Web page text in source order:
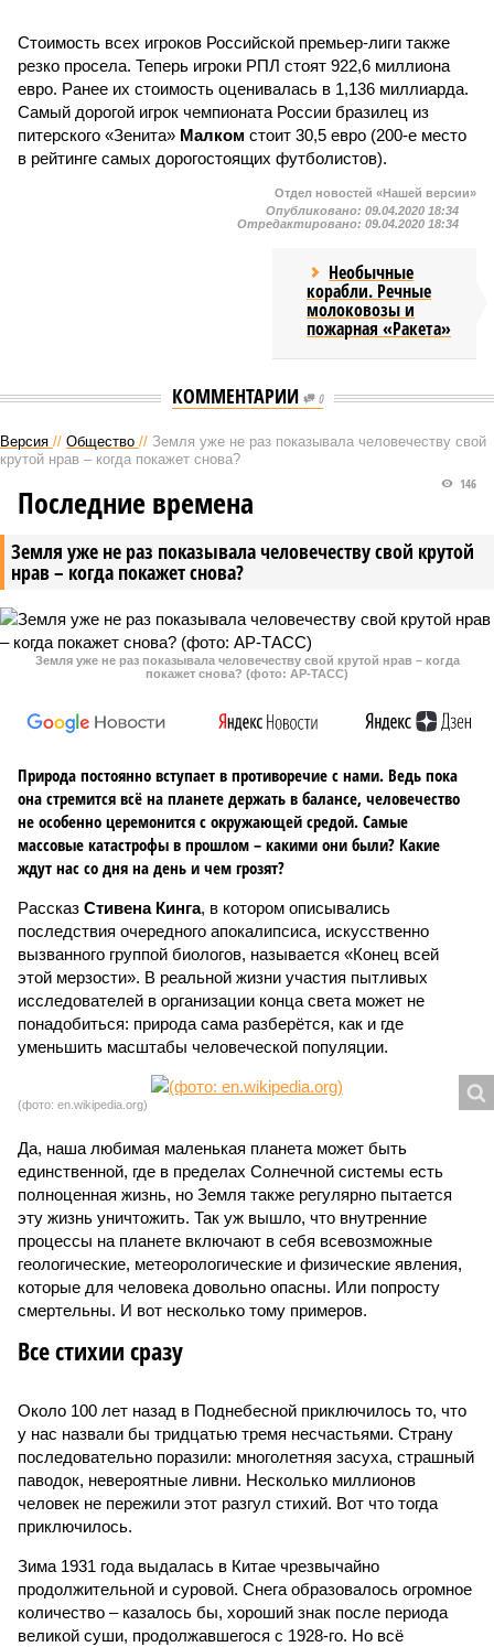
Стоимость всех игроков Российской премьер-лиги также
резко просела. Теперь игроки РПЛ стоят 922,6 миллиона
евро. Ранее их стоимость оценивалась в 1,136 миллиарда.
Самый дорогой игрок чемпионата России бразилец из
питерского «Зенита» Малком стоит 30,5 евро (200-е место
в рейтинге самых дорогостоящих футболистов).
Отдел новостей «Нашей версии»
Опубликовано: 09.04.2020 18:34
Отредактировано: 09.04.2020 18:34
Необычные
корабли. Речные
молоковозы и
пожарная «Ракета»
КОММЕНТАРИИ 0
Версия // Общество // Земля уже не раз показывала человечеству свой
крутой нрав – когда покажет снова?
Земля уже не раз показывала человечеству свой крутой
нрав – когда покажет снова?
146
Последние времена
Земля уже не раз показывала человечеству свой крутой нрав – когда
покажет снова? (фото: АР-ТАСС)
Природа постоянно вступает в противоречие с нами. Ведь пока
она стремится всё на планете держать в балансе, человечество
не особенно церемонится с окружающей средой. Самые
массовые катастрофы в прошлом – какими они были? Какие
ждут нас со дня на день и чем грозят?
Рассказ Стивена Кинга, в котором описывались
последствия очередного апокалипсиса, искусственно
вызванного группой биологов, называется «Конец всей
этой мерзости». В реальной жизни участия пытливых
исследователей в организации конца света может не
понадобиться: природа сама разберётся, как и где
уменьшить масштабы человеческой популяции.
(фото: en.wikipedia.org)
Да, наша любимая маленькая планета может быть
единственной, где в пределах Солнечной системы есть
полноценная жизнь, но Земля также регулярно пытается
эту жизнь уничтожить. Так уж вышло, что внутренние
процессы на планете включают в себя всевозможные
геологические, метеорологические и физические явления,
которые для человека довольно опасны. Или попросту
смертельны. И вот несколько тому примеров.
Все стихии сразу
Около 100 лет назад в Поднебесной приключилось то, что
у нас назвали бы тридцатью тремя несчастьями. Страну
последовательно поразили: многолетняя засуха, страшный
паводок, невероятные ливни. Несколько миллионов
человек не пережили этот разгул стихий. Вот что тогда
приключилось.
Зима 1931 года выдалась в Китае чрезвычайно
продолжительной и суровой. Снега образовалось огромное
количество – казалось бы, хороший знак после периода
великой суши, продолжавшегося с 1928-го. Но всё